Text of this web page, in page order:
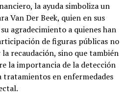
la ayuda simboliza un
Van Der Beek, quien en sus
agradecimiento a quienes han
de figuras públicas no
recaudación, sino que también
la importancia de la detección
tratamientos en enfermedades